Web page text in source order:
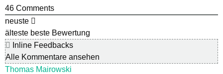
46 Comments
neuste
älteste beste Bewertung
Inline Feedbacks
Alle Kommentare ansehen
Thomas Mairowski